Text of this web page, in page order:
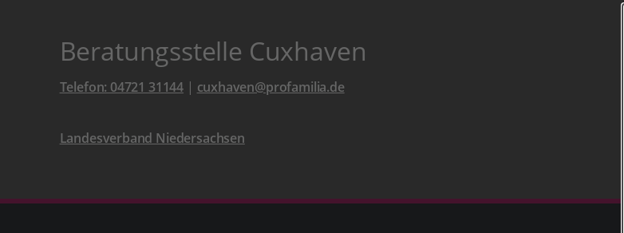
Beratungsstelle Cuxhaven
Telefon: 04721 31144 | cuxhaven@profamilia.de
Landesverband Niedersachsen